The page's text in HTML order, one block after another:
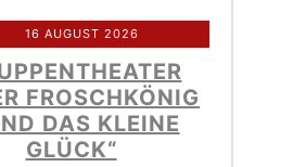
16 AUGUST 2026
FROSCHKÖNIG
DAS KLEINE
GLÜCK“